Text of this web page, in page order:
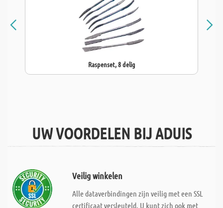
Raspenset, 8 delig
UW VOORDELEN BIJ ADUIS
Veilig winkelen
Alle dataverbindingen zijn veilig met een SSL
certificaat versleuteld. U kunt zich ook met